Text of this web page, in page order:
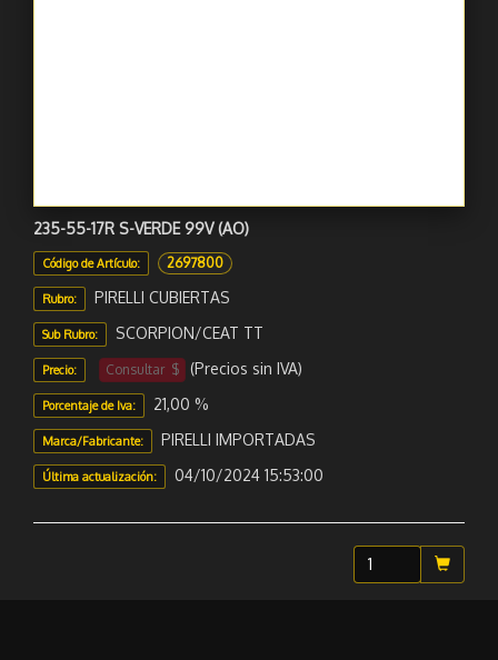
235-55-17R S-VERDE 99V (AO)
Código de Artículo: 2697800
Rubro: PIRELLI CUBIERTAS
Sub Rubro: SCORPION/CEAT TT
Precio: Consultar $ (Precios sin IVA)
Porcentaje de Iva: 21,00 %
Marca/Fabricante: PIRELLI IMPORTADAS
Última actualización: 04/10/2024 15:53:00